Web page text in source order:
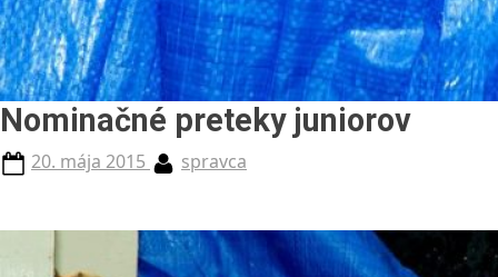
Nominačné preteky juniorov
Posted
20. mája 2015 By
spravca